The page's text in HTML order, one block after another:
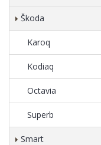
Škoda
Karoq
Kodiaq
Octavia
Superb
Smart